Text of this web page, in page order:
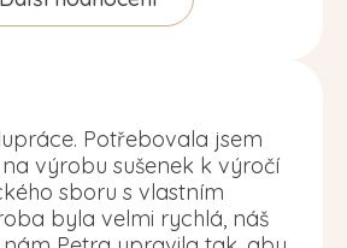
Potřebovala jsem
výrobu sušenek k výročí
sboru s vlastním
byla velmi rychlá, náš